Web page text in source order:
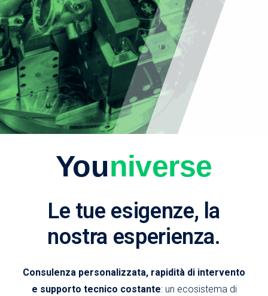
Youniverse
Le tue esigenze, la
nostra esperienza.
Consulenza personalizzata, rapidità di intervento
e supporto tecnico costante: un ecosistema di